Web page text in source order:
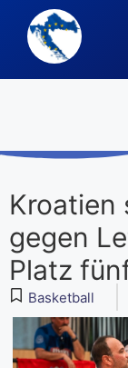
Kroatien
gegen
Platz
Basketball